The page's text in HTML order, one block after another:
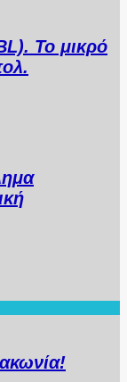
Το μικρό